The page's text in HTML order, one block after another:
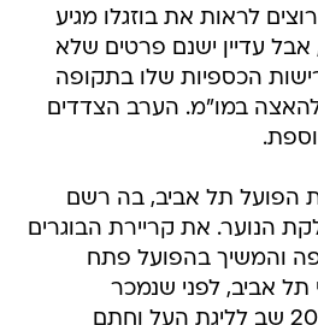
לראות את בוזגלו מגיע
עדיין ישנם פרטים שלא
הכספיות שלו בתקופה
במו"מ. הערב הצדדים
הפועל תל אביב, בה רשם
הנוער. את קריירת הבוגרים
והמשיך בהפועל פתח
תל אביב, לפני שנמכר
לסטנדרד ליאז'. ב-2013 שב לליגת העל וחתם